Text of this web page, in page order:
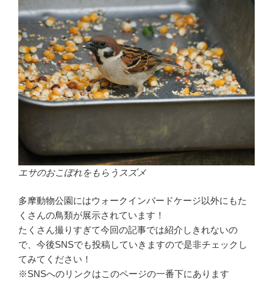
エサのおこぼれをもらうスズメ
多摩動物公園にはウォークインバードケージ以外にもた
くさんの鳥類が展示されています！
たくさん撮りすぎて今回の記事では紹介しきれないの
で、今後SNSでも投稿していきますので是非チェックし
てみてください！
※SNSへのリンクはこのページの一番下にあります